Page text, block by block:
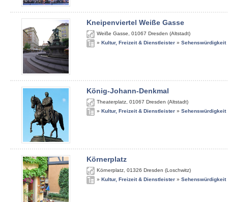
Kneipenviertel Weiße Gasse
Weiße Gasse 01067 Dresden (Altstadt)
» Kultur, Freizeit & Dienstleister » Sehenswürdigkeit
König-Johann-Denkmal
Theaterplatz 01067 Dresden (Altstadt)
» Kultur, Freizeit & Dienstleister » Sehenswürdigkeit
Körnerplatz
Körnerplatz 01326 Dresden (Loschwitz)
» Kultur, Freizeit & Dienstleister » Sehenswürdigkeit